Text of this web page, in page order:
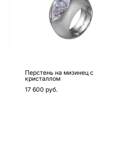
Перстень на мизинец с
кристаллом
17 600 pуб.